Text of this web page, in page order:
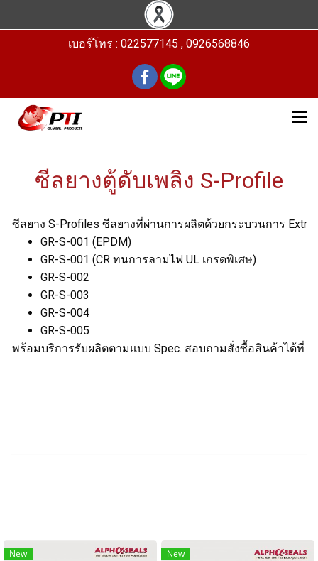
เบอร์โทร : 022577145 , 0926568846
ซีลยางตู้ดับเพลิง S-Profile
ซีลยาง S-Profiles ซีลยางที่ผ่านการผลิตด้วยกระบวนการ
GR-S-001 (EPDM)
GR-S-001 (CR ทนการลามไฟ UL เกรดพิเศษ)
GR-S-002
GR-S-003
GR-S-004
GR-S-005
พร้อมบริการรับผลิตตามแบบ Spec. สอบถามสั่งซื้อสินค้าได้ที่
New
New